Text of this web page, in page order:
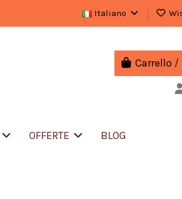
Italiano
Carrello /
OFFERTE BLOG